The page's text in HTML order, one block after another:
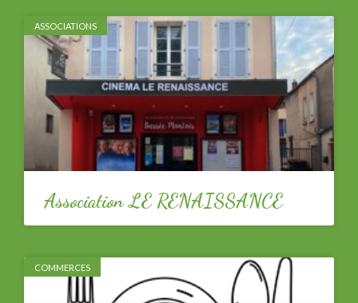
ASSOCIATIONS
Association LE RENAISSANCE
COMMERCES